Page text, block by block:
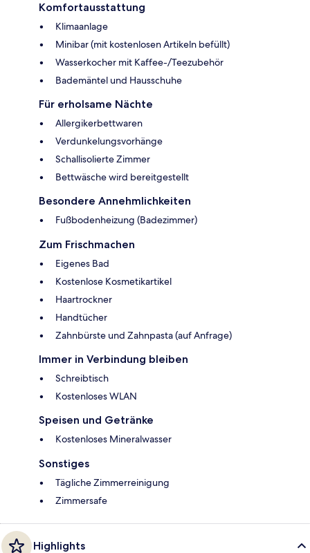
Komfortausstattung
Klimaanlage
Minibar (mit kostenlosen Artikeln befüllt)
Wasserkocher mit Kaffee-/Teezubehör
Bademäntel und Hausschuhe
Für erholsame Nächte
Allergikerbettwaren
Verdunkelungsvorhänge
Schallisolierte Zimmer
Bettwäsche wird bereitgestellt
Besondere Annehmlichkeiten
Fußbodenheizung (Badezimmer)
Zum Frischmachen
Eigenes Bad
Kostenlose Kosmetikartikel
Haartrockner
Handtücher
Zahnbürste und Zahnpasta (auf Anfrage)
Immer in Verbindung bleiben
Schreibtisch
Kostenloses WLAN
Speisen und Getränke
Kostenloses Mineralwasser
Sonstiges
Tägliche Zimmerreinigung
Zimmersafe
Highlights